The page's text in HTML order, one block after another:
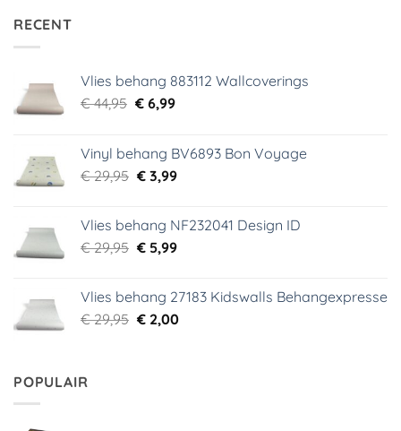
RECENT
Vlies behang 883112 Wallcoverings
€44,95 Oorspronkelijke
€ 44,95.
€6,99Huidige
€ 6,99.
Vinyl behang BV6893 Bon Voyage
€29,95 Oorspronkelijke
€ 29,95.
€3,99Huidige
€ 3,99.
Vlies behang NF232041 Design ID
€29,95 Oorspronkelijke
€ 29,95.
€5,99Huidige
€ 5,99.
Vlies behang 27183 Kidswalls Behangexpresse
€29,95 Oorspronkelijke
€2,00Huidige
POPULAIR